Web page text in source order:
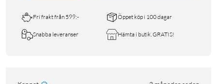
Fri frakt från 599:- Öppet köp i 100 dagar
Snabba leveranser Hämta i butik, GRATIS!